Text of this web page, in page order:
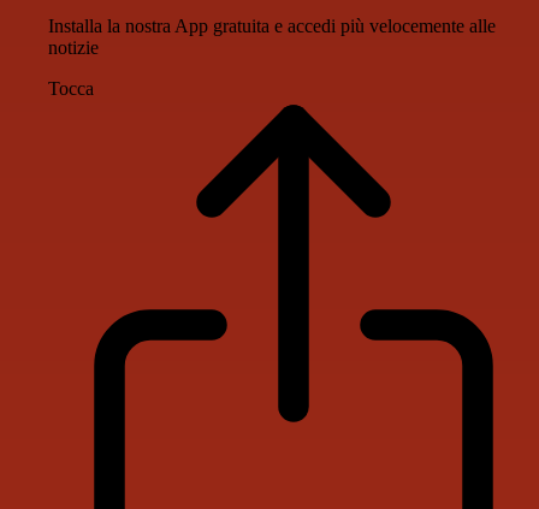
Installa la nostra App gratuita e accedi più velocemente alle
notizie
Tocca